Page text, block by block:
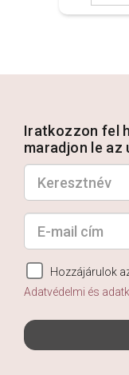
Iratkozzon fel
maradjon le az
Hozzájárulok
Adatvédelmi és